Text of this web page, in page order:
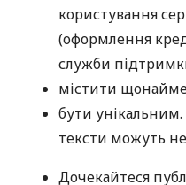
користування
(оформлення
служби
містити
бути унікальним.
тексти можуть
Дочекайтеся